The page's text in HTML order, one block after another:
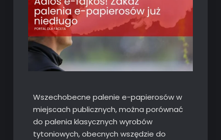
Wszechobecne palenie e-papierosów w
miejscach publicznych, można porównać
do palenia klasycznych wyrobów
tytoniowych, obecnych wszędzie do